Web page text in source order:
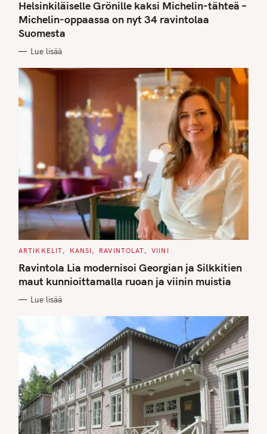
T
E
G
O
R
I
S
Helsinkiläiselle Grönille kaksi Michelin-tähteä –
Michelin-oppaassa on nyt 34 ravintolaa
Suomesta
Lue lisää
C
T
E
G
O
I
ARTIKKELIT KANSI RAVINTOLAT VIINI
Ravintola Lia modernisoi Georgian ja Silkkitien
maut kunnioittamalla ruoan ja viinin muistia
Lue lisää